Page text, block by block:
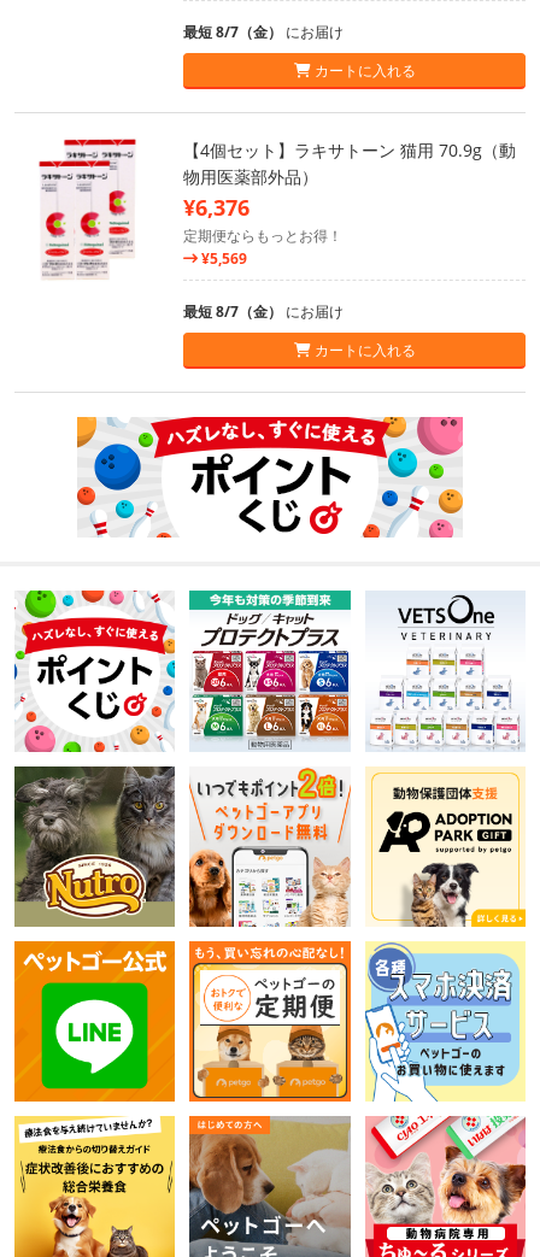
最短 8/7（金） にお届け
カートに入れる
【4個セット】ラキサトーン 猫用 70.9g（動
物用医薬部外品）
¥6,376
定期便ならもっとお得！
¥5,569
最短 8/7（金） にお届け
カートに入れる